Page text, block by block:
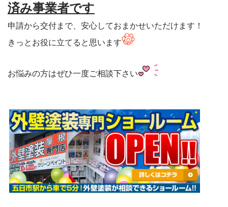
済み事業者です
申請から交付まで、安心しておまかせいただけます！
きっとお役に立てると思います
お悩みの方はぜひ一度ご相談下さい